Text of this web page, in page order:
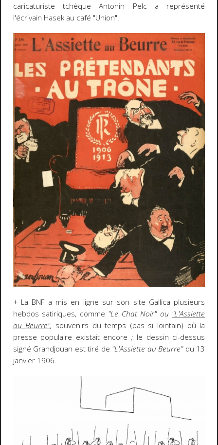
caricaturiste tchèque Antonin Pelc a représenté
l'écrivain Hasek au café "Union".
+ La BNF a mis en ligne sur son site Gallica plusieurs
hebdos satiriques, comme "Le Chat Noir" ou "L'Assiette
au Beurre", souvenirs du temps (pas si lointain) où la
presse populaire existait encore ; le dessin ci-dessus
signé Grandjouan est tiré de "L'Assiette au Beurre"du 13
janvier 1906.